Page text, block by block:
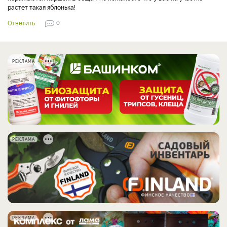
растет такая яблонька!
Ответить
0
РЕКЛАМА
РЕКЛАМА
РЕКЛАМА